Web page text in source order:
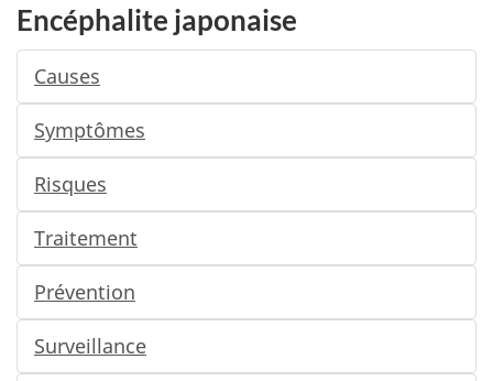
e
n
u
d
e
l
a
s
Encéphalite japonaise
Causes
Symptômes
Risques
Traitement
Prévention
Surveillance